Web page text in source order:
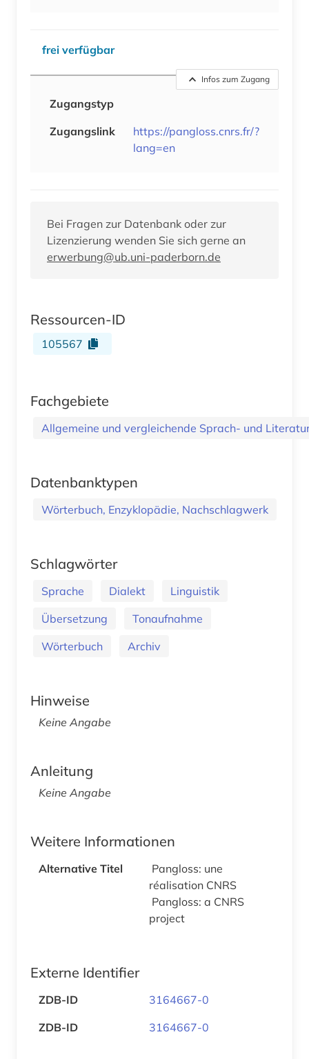
frei verfügbar
Infos zum Zugang
Zugangstyp
Zugangslink
https://pangloss.cnrs.fr/?
lang=en
Bei Fragen zur Datenbank oder zur
Lizenzierung wenden Sie sich gerne an
erwerbung@ub.uni-paderborn.de
Ressourcen-ID
105567
Fachgebiete
Allgemeine und vergleichende Sprach- und
Datenbanktypen
Wörterbuch, Enzyklopädie, Nachschlagwerk
Schlagwörter
Sprache Dialekt
Linguistik
Übersetzung
Tonaufnahme
Wörterbuch
Archiv
Hinweise
Keine Angabe
Anleitung
Keine Angabe
Weitere Informationen
Alternative Titel
Pangloss: une
réalisation CNRS
Pangloss: a CNRS
project
Externe Identifier
ZDB-ID
3164667-0
ZDB-ID
3164667-0